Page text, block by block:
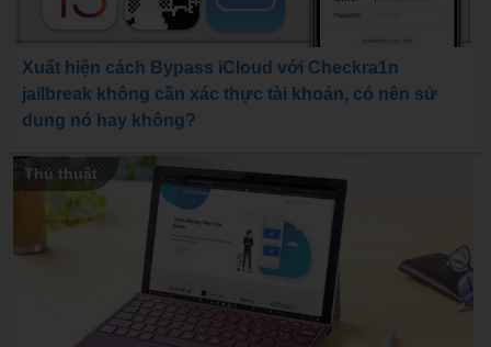
Xuất hiện cách Bypass iCloud với Checkra1n
jailbreak không cần xác thực tài khoản, có nên sử
dung nó hay không?
Thủ thuật